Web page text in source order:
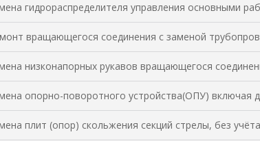
гидрораспределителя управления основными
вращающегося соединения с заменой
низконапорных рукавов вращающегося
опорно-поворотного устройства(ОПУ)
плит (опор) скольжения секций стрелы, без